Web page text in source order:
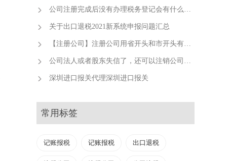
公司注册完成后没有办理税务登记会有什么后果？
关于出口退税2021新系统申报问题汇总
【注册公司】注册公司用省开头和市开头有什么不同？
公司法人或者股东失信了，还可以注销公司吗？
深圳进口报关代理深圳进口报关
常用标签
记账报税 记账报税 出口退税